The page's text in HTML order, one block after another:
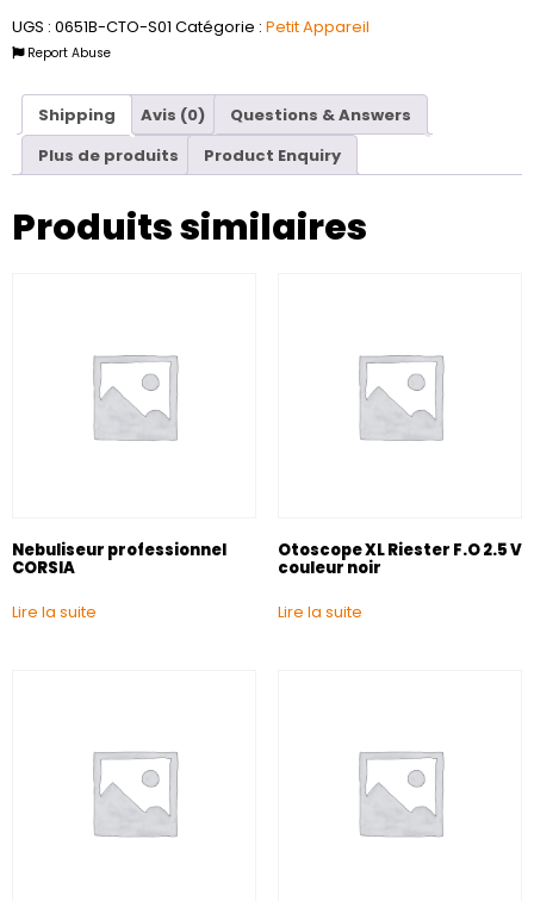
UGS : 0651B-CTO-S01 Catégorie : Petit Appareil
Report Abuse
Shipping Avis (0)
Questions & Answers
Plus de produits
Product Enquiry
Produits similaires
Nebuliseur professionnel
CORSIA
Lire la suite
Otoscope XL Riester F.O 2.5 V
couleur noir
Lire la suite